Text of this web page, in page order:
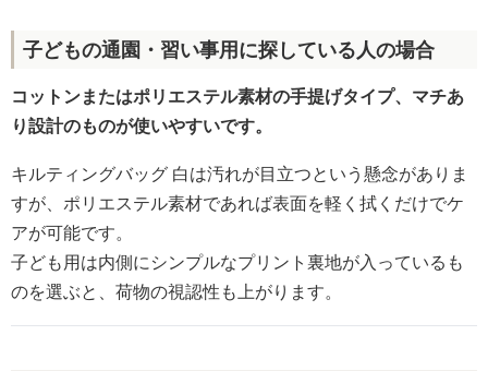
子どもの通園・習い事用に探している人の場合
コットンまたはポリエステル素材の手提げタイプ、マチあ
り設計のものが使いやすいです。
キルティングバッグ 白は汚れが目立つという懸念がありま
すが、ポリエステル素材であれば表面を軽く拭くだけでケ
アが可能です。
子ども用は内側にシンプルなプリント裏地が入っているも
のを選ぶと、荷物の視認性も上がります。